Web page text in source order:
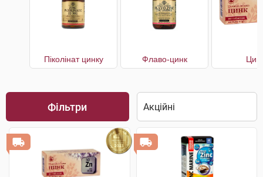
Піколінат цинку Флаво-цинк
Фільтри